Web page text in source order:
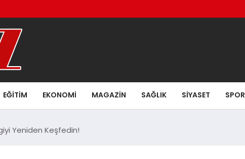
EĞITIM EKONOMI MAGAZIN SAĞLIK SIYASET SPOR
Yeniden Keşfedin!